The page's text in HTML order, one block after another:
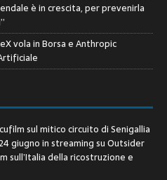
è in crescita, per prevenirla
vola in Borsa e Anthropic
sul mitico circuito di Senigallia
giugno in streaming su Outsider
sull’Italia della ricostruzione e